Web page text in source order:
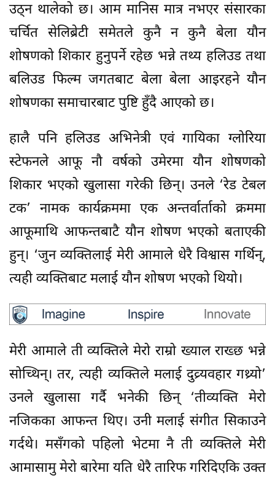
उठ्न थालेको छ। आम मानिस मात्र नभएर संसारका
चर्चित सेलिब्रेटी समेतले कुनै न कुनै बेला यौन
शोषणको शिकार हुनुपर्ने रहेछ भन्ने तथ्य हलिउड तथा
बलिउड फिल्म जगतबाट बेला बेला आइरहने यौन
शोषणका समाचारबाट पुष्टि हुँदै आएको छ।
हालै पनि हलिउड अभिनेत्री एवं गायिका ग्लोरिया
स्टेफनले आफू नौ वर्षको उमेरमा यौन शोषणको
शिकार भएको खुलासा गरेकी छिन्। उनले ‘रेड टेबल
टक’ नामक कार्यक्रममा एक अन्तर्वार्ताको क्रममा
आफूमाथि आफन्तबाटै यौन शोषण भएको बताएकी
हुन्। ‘जुन व्यक्तिलाई मेरी आमाले धेरै विश्वास गर्थिन्,
त्यही व्यक्तिबाट मलाई यौन शोषण भएको थियो।
मेरी आमाले ती व्यक्तिले मेरो राम्रो ख्याल राख्छ भन्ने
सोच्थिन्। तर, त्यही व्यक्तिले मलाई दुव्र्यवहार गथ्र्यो’
उनले खुलासा गर्दै भनेकी छिन् ‘तीव्यक्ति मेरो
नजिकका आफन्त थिए। उनी मलाई संगीत सिकाउने
गर्दथे। मसँगको पहिलो भेटमा नै ती व्यक्तिले मेरी
आमासामु मेरो बारेमा यति धेरै तारिफ गरिदिएकि उक्त